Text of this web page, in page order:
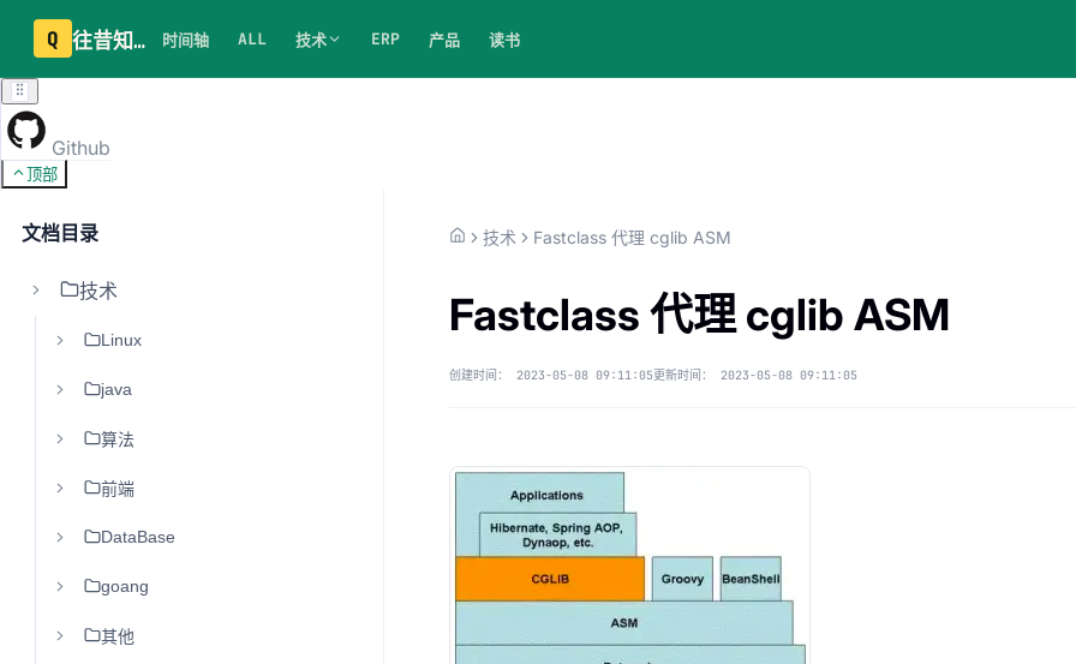
Q 往昔知识库 时间轴 ALL 技术 ERP 产品 读书
Github
顶部
文档目录
技术
Linux
java
算法
前端
DataBase
goang
其他
技术 Fastclass 代理 cglib ASM
Fastclass 代理 cglib ASM
创建时间： 2023-05-08 09:11:05更新时间： 2023-05-08 09:11:05